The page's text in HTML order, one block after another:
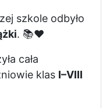
szkole odbyło
. 📚❤️
cała
klas I–VIII